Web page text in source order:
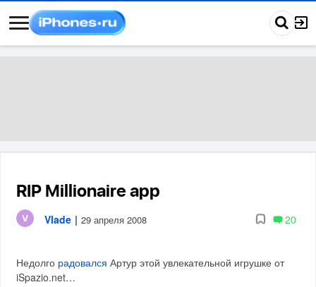
RIP Millionaire app
Vlade | 29 апреля 2008 20
Недолго радовался Артур этой увлекательной игрушке от
iSpazio.net…